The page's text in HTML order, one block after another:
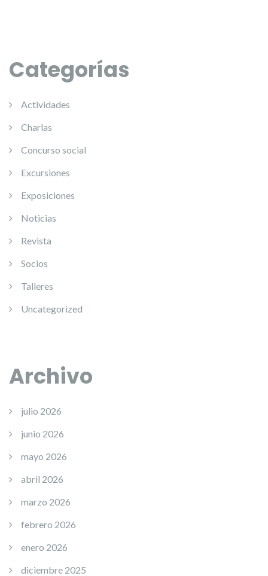
Categorías
Actividades
Charlas
Concurso social
Excursiones
Exposiciones
Noticias
Revista
Socios
Talleres
Uncategorized
Archivo
julio 2026
junio 2026
mayo 2026
abril 2026
marzo 2026
febrero 2026
enero 2026
diciembre 2025